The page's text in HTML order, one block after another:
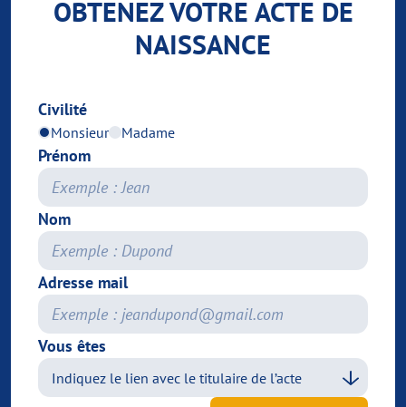
OBTENEZ VOTRE ACTE DE
NAISSANCE
Civilité
Monsieur Madame
Prénom
Nom
Adresse mail
Vous êtes